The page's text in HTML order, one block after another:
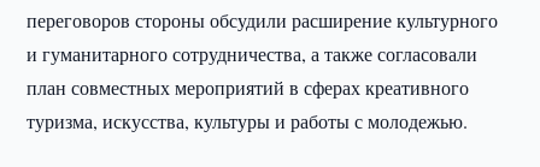
переговоров стороны обсудили расширение культурного
и гуманитарного сотрудничества, а также согласовали
план совместных мероприятий в сферах креативного
туризма, искусства, культуры и работы с молодежью.